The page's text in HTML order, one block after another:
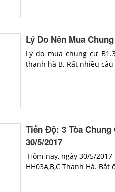
Lý Do Nên Mua
Lý do mua chung cư
thanh hà B. Rất nhiều
Tiến Độ: 3 Tòa Chung
30/5/2017
Hôm nay, ngày 30/5/
HH03A,B,C Thanh Hà.